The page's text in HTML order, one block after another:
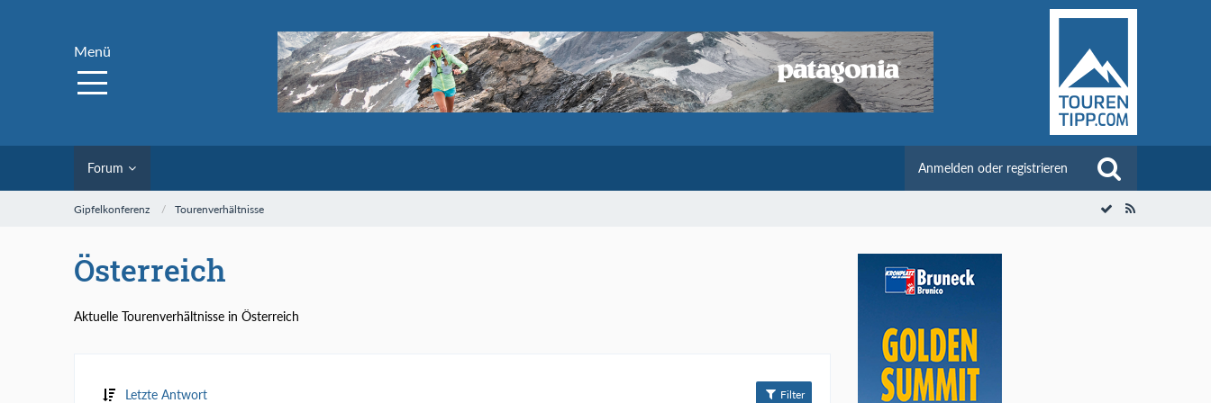
Menü
Forum Anmelden oder registrieren
Gipfelkonferenz Tourenverhältnisse
Österreich
Aktuelle Tourenverhältnisse in Österreich
Letzte Antwort Filter